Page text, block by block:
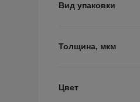
Вид упаковки
Толщина, мкм
Цвет